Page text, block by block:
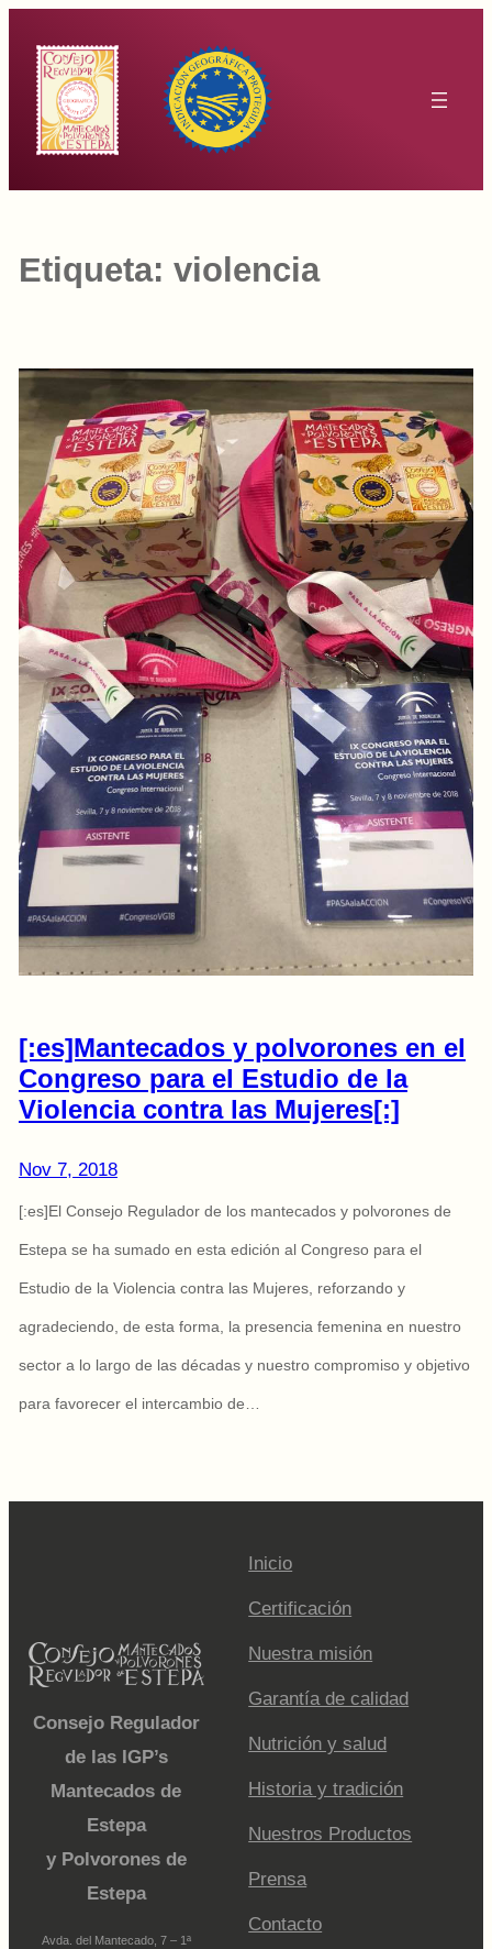
contenido
Etiqueta: violencia
[:es]Mantecados y polvorones en el
Congreso para el Estudio de la
Violencia contra las Mujeres[:]
Nov 7, 2018
[:es]El Consejo Regulador de los mantecados y polvorones de
Estepa se ha sumado en esta edición al Congreso para el
Estudio de la Violencia contra las Mujeres, reforzando y
agradeciendo, de esta forma, la presencia femenina en nuestro
sector a lo largo de las décadas y nuestro compromiso y objetivo
para favorecer el intercambio de…
Consejo Regulador
de las IGP’s
Mantecados de
Estepa
y Polvorones de
Estepa
Avda. del Mantecado, 7 – 1ª
Inicio
Certificación
Nuestra misión
Garantía de calidad
Nutrición y salud
Historia y tradición
Nuestros Productos
Prensa
Contacto